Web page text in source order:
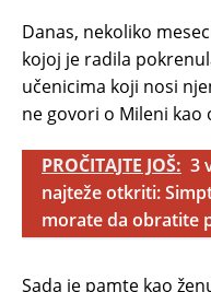
Danas, nekoliko
kojoj je radila
učenicima koji nosi
ne govori o Mileni kao
PROČITAJTE JOŠ: 3
najteže otkriti:
morate da obratite
Sada je pamte kao